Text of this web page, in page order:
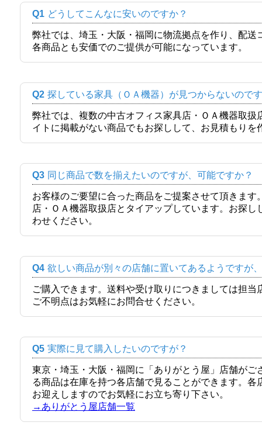
Q1 どうしてこんなに安いのですか？
弊社では、埼玉・大阪・福岡に物流拠点を作り、配
各商品とも安価でのご提供が可能になっています。
Q2 探している家具（ＯＡ機器）が見つからないので
弊社では、複数の中古オフィス家具店・ＯＡ機器取
イトに掲載がない商品でもお探しして、お見積もりを
Q3 同じ商品で数を揃えたいのですが、可能ですか？
お客様のご要望に合った商品をご提案させて頂きま
店・ＯＡ機器取扱店とタイアップしています。お探
わせください。
Q4 欲しい商品が別々の店舗に置いてあるようですが
ご購入できます。送料や受け取りにつきましては担
ご不明点はお気軽にお問合せください。
Q5 実際に見て購入したいのですが？
東京・埼玉・大阪・福岡に「ありがとう屋」店舗が
る商品は在庫を持つ各店舗で見ることができます。
お迎えしますのでお気軽にお立ち寄り下さい。
→ありがとう屋店舗一覧